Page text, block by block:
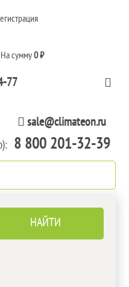
На сумму0 ₽
77
sale@climateon.ru
8 800 201-32-39